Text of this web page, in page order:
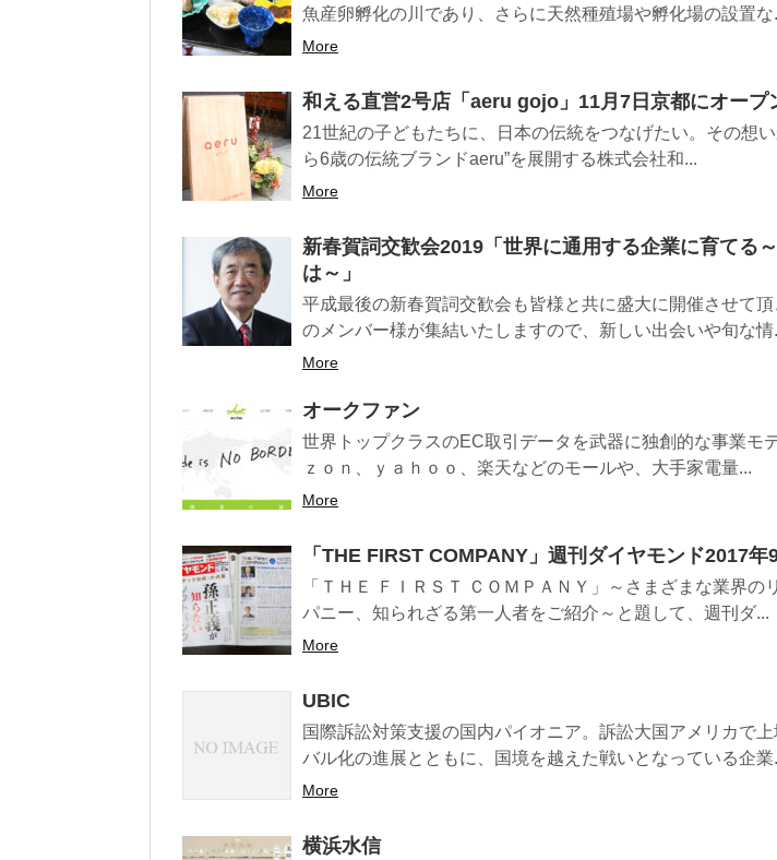
魚産卵孵化の川であり、さらに天然種殖場や孵化場の設置な
More
和える直営2号店「aeru gojo」11月7日京都にオープ
21世紀の子どもたちに、日本の伝統をつなげたい。その想
ら6歳の伝統ブランドaeru”を展開する株式会社和...
More
新春賀詞交歓会2019「世界に通用する企業に育てる
は～」
平成最後の新春賀詞交歓会も皆様と共に盛大に開催させて
のメンバー様が集結いたしますので、新しい出会いや旬な情
More
オークファン
世界トップクラスのEC取引データを武器に独創的な事業モ
ｚｏｎ、ｙａｈｏｏ、楽天などのモールや、大手家電量...
More
「THE FIRST COMPANY」週刊ダイヤモンド2017
「ＴＨＥ ＦＩＲＳＴ ＣＯＭＰＡＮＹ」～さまざまな業界の
パニー、知られざる第一人者をご紹介～と題して、週刊ダ...
More
UBIC
国際訴訟対策支援の国内パイオニア。訴訟大国アメリカで
バル化の進展とともに、国境を越えた戦いとなっている企業
More
横浜水信